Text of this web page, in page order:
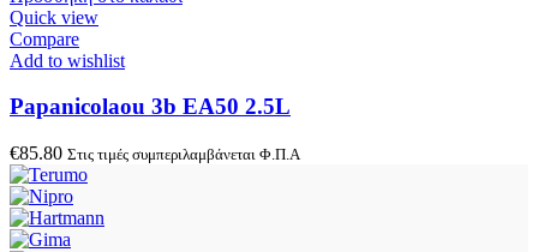
Quick view
Compare
Add to wishlist
Papanicolaou 3b EA50 2.5L
€85.80 Στις τιμές συμπεριλαμβάνεται Φ.Π.Α